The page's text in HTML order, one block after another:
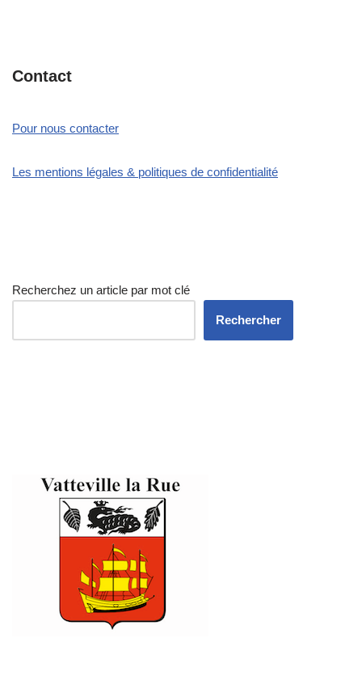
Contact
Pour nous contacter
Les mentions légales & politiques de confidentialité
Recherchez un article par mot clé
Rechercher